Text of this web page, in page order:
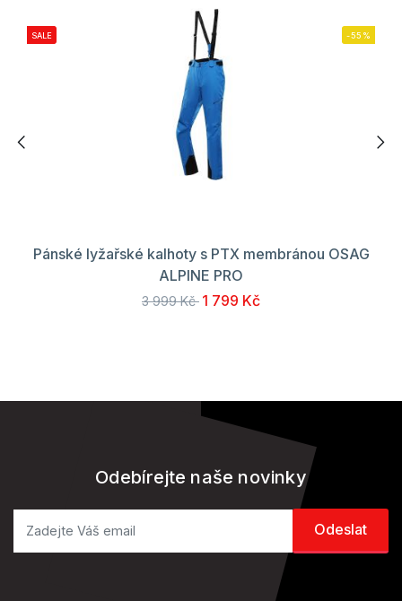
SALE -55%
Pánské lyžařské kalhoty s PTX membránou OSAG
ALPINE PRO
3 999 Kč 1 799 Kč
Odebírejte naše novinky